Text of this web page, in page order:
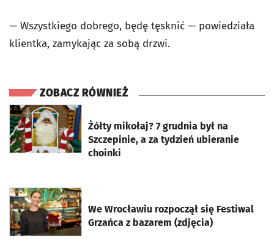
— Wszystkiego dobrego, będę tęsknić — powiedziała
klientka, zamykając za sobą drzwi.
ZOBACZ RÓWNIEŻ
Żółty mikołaj? 7 grudnia był na
Szczepinie, a za tydzień ubieranie
choinki
otworzy się w nowej karcie
We Wrocławiu rozpoczął się Festiwal
Grzańca z bazarem (zdjęcia)
otworzy się w nowej karcie